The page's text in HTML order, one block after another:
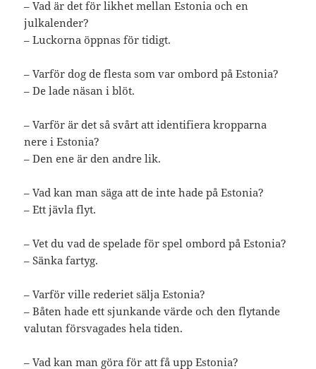
– Vad är det för likhet mellan Estonia och en
julkalender?
– Luckorna öppnas för tidigt.
– Varför dog de flesta som var ombord på Estonia?
– De lade näsan i blöt.
– Varför är det så svårt att identifiera kropparna
nere i Estonia?
– Den ene är den andre lik.
– Vad kan man säga att de inte hade på Estonia?
– Ett jävla flyt.
– Vet du vad de spelade för spel ombord på Estonia?
– Sänka fartyg.
– Varför ville rederiet sälja Estonia?
– Båten hade ett sjunkande värde och den flytande
valutan försvagades hela tiden.
– Vad kan man göra för att få upp Estonia?